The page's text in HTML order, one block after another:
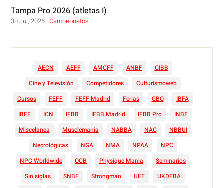
Tampa Pro 2026 (atletas I)
30 Jul, 2026 |Campeonatos
AECN AEFF AMCFF ANBF
CIBB
Cine y Televisión
Competidores
Culturismoweb
Cursos
FEFF FEFF Madrid Ferias GBO
IBFA
IBFF
ICN IFBB IFBB Madrid IFBB Pro
INBF
Miscelanea
Musclemania NABBA NAC
NBBUI
Necrológicas
NGA NMA NPAA
NPC
NPC Worldwide
OCB Physique Mania
Seminarios
Sin siglas
SNBF Strongman UFE
UKDFBA